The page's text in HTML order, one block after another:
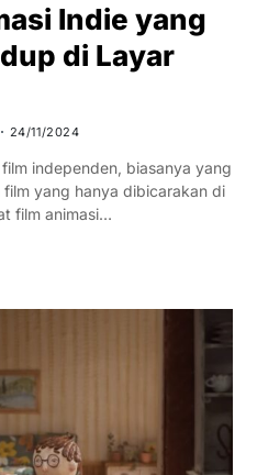
Indie yang
di Layar
24/11/2024
independen, biasanya yang
yang hanya dibicarakan di
film animasi…